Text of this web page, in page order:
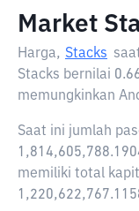
Market
Harga, Stacks
Stacks bernilai
memungkinkan
Saat ini jumlah
memiliki total